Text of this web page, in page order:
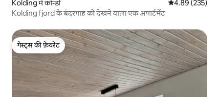
Kolding में कॉन्डो औसत रेटिंग 5 में से
4.89 (235)
Kolding fjord के बंदरगाह को देखने वाला एक अपार्टमेंट
गेस्ट्स की फ़ेवरेट
गेस्ट्स की फ़ेवरेट